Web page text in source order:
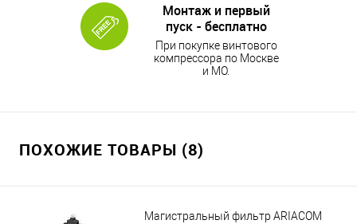
Монтаж и первый
пуск - бесплатно
При покупке винтового
компрессора по Москве
и МО.
ПОХОЖИЕ ТОВАРЫ (8)
Магистральный фильтр ARIACOM